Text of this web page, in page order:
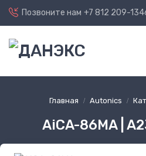
Позвоните нам +7 812 209-
Главная Autonics
AiCA-86MA |